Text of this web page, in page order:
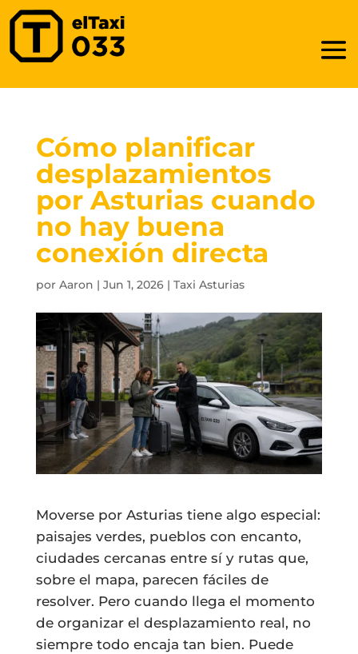
Cómo planificar
desplazamientos
por Asturias cuando
no hay buena
conexión directa
por Aaron | Jun 1, 2026| Taxi Asturias
Moverse por Asturias tiene algo especial:
paisajes verdes, pueblos con encanto,
ciudades cercanas entre sí y rutas que,
sobre el mapa, parecen fáciles de
resolver. Pero cuando llega el momento
de organizar el desplazamiento real, no
siempre todo encaja tan bien. Puede